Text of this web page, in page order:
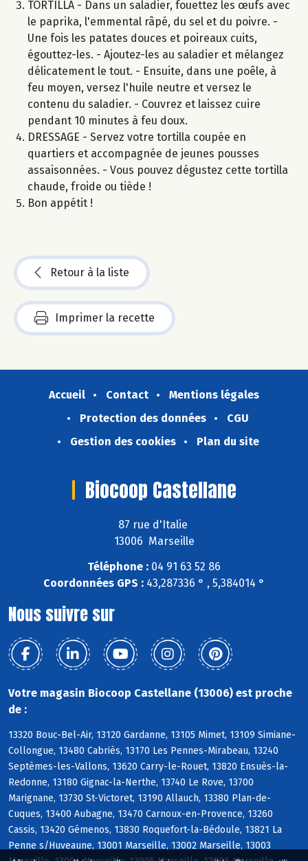
TORTILLA - Dans un saladier, fouettez les œufs avec
le paprika, l'emmental râpé, du sel et du poivre. -
Une fois les patates douces et poireaux cuits,
égouttez-les. - Ajoutez-les au saladier et mélangez
délicatement le tout. - Ensuite, dans une poêle, à
feu moyen, versez l'huile neutre et versez le
contenu du saladier. - Couvrez et laissez cuire
pendant 10 minutes à feu doux.
DRESSAGE - Servez votre tortilla coupée en
quartiers et accompagnée de jeunes pousses
assaisonnées. - Vous pouvez dégustez cette tortilla
chaude, froide ou tiède !
Bon appétit !
Retour à la liste
Imprimer la recette
Accueil Contact
Mentions légales
Protection des données
CGU
Gestion des cookies
Plan du site
Biocoop Castellane
87 rue d'Italie
13006 Marseille
Téléphone : 04 91 63 52 86
Coordonnées GPS : 43,287336 ° , 5,384014 °
Nous suivre sur
Votre magasin Biocoop Castellane (13006) est proche
de :
13320 Bouc-Bel-Air, 13120 Gardanne, 13105 Mimet, 13109 Simiane-
Collongue, 13480 Cabriès, 13170 Les Pennes-Mirabeau, 13240
Septèmes-les-Vallons, 13620 Carry-le-Rouet, 13820 Ensuès-la-
Redonne, 13180 Gignac-la-Nerthe, 13740 Le Rove, 13700
Marignane, 13730 St-Victoret, 13190 Allauch, 13380 Plan-de-
Cuques, 13400 Aubagne, 13470 Carnoux-en-Provence, 13260
Cassis, 13420 Gémenos, 13830 Roquefort-la-Bédoule, 13821 La
Penne s/Huveaune, 13001 Marseille, 13002 Marseille, 13003